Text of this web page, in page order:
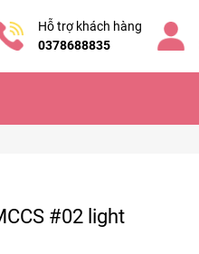
Hỗ trợ khách hàng
0378688835
#02 light